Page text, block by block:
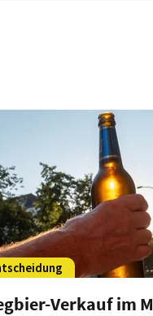
Verkauf im